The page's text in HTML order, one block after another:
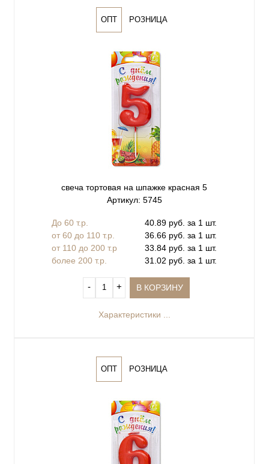
ОПТ РОЗНИЦА
свеча тортовая на шпажке красная 5
Артикул: 5745
До 60 т.р.
40.89 руб. за 1 шт.
от 60 до 110 т.р.
36.66 руб. за 1 шт.
от 110 до 200 т.р
33.84 руб. за 1 шт.
более 200 т.р.
31.02 руб. за 1 шт.
‐ + В КОРЗИНУ
Характеристики ...
ОПТ РОЗНИЦА